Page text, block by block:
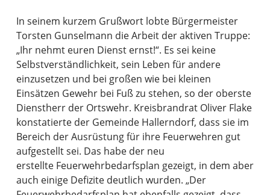
In seinem kurzem Grußwort lobte Bürgermeister
Torsten Gunselmann die Arbeit der aktiven Truppe:
„Ihr nehmt euren Dienst ernst!“. Es sei keine
Selbstverständlichkeit, sein Leben für andere
einzusetzen und bei großen wie bei kleinen
Einsätzen Gewehr bei Fuß zu stehen, so der oberste
Dienstherr der Ortswehr. Kreisbrandrat Oliver Flake
konstatierte der Gemeinde Hallerndorf, dass sie im
Bereich der Ausrüstung für ihre Feuerwehren gut
aufgestellt sei. Das habe der neu
erstellte Feuerwehrbedarfsplan gezeigt, in dem aber
auch einige Defizite deutlich wurden. „Der